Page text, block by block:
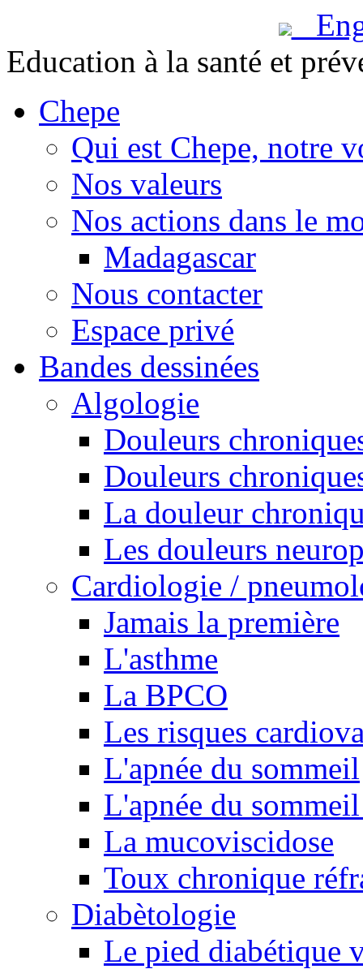
Education à la santé et
Chepe
Qui est Chepe, notre
Nos valeurs
Nos actions dans le
Madagascar
Nous contacter
Espace privé
Bandes dessinées
Algologie
Douleurs
Douleurs
La douleur
Les douleurs
Cardiologie /
Jamais la première
L'asthme
La BPCO
Les risques
L'apnée du sommeil
L'apnée du
La mucoviscidose
Toux chronique
Diabètologie
Le pied diabétique